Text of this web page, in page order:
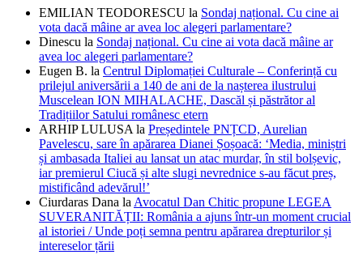
EMILIAN TEODORESCU la Sondaj național. Cu cine ai
vota dacă mâine ar avea loc alegeri parlamentare?
Dinescu la Sondaj național. Cu cine ai vota dacă mâine ar
avea loc alegeri parlamentare?
Eugen B. la Centrul Diplomației Culturale – Conferință cu
prilejul aniversării a 140 de ani de la nașterea ilustrului
Muscelean ION MIHALACHE, Dascăl și păstrător al
Tradițiilor Satului românesc etern
ARHIP LULUSA la Președintele PNȚCD, Aurelian
Pavelescu, sare în apărarea Dianei Șoșoacă: ‘Media, miniștri
și ambasada Italiei au lansat un atac murdar, în stil bolșevic,
iar premierul Ciucă și alte slugi nevrednice s-au făcut preș,
mistificând adevărul!’
Ciurdaras Dana la Avocatul Dan Chitic propune LEGEA
SUVERANITĂȚII: România a ajuns într-un moment crucial
al istoriei / Unde poți semna pentru apărarea drepturilor și
intereselor țării